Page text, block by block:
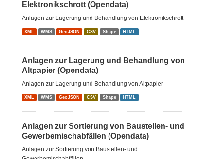
Elektronikschrott (Opendata)
Anlagen zur Lagerung und Behandlung von Elektronikschrott
XML WMS GeoJSON CSV Shape HTML
Anlagen zur Lagerung und Behandlung von
Altpapier (Opendata)
Anlagen zur Lagerung und Behandlung von Altpapier
XML WMS GeoJSON CSV Shape HTML
Anlagen zur Sortierung von Baustellen- und
Gewerbemischabfällen (Opendata)
Anlagen zur Sortierung von Baustellen- und